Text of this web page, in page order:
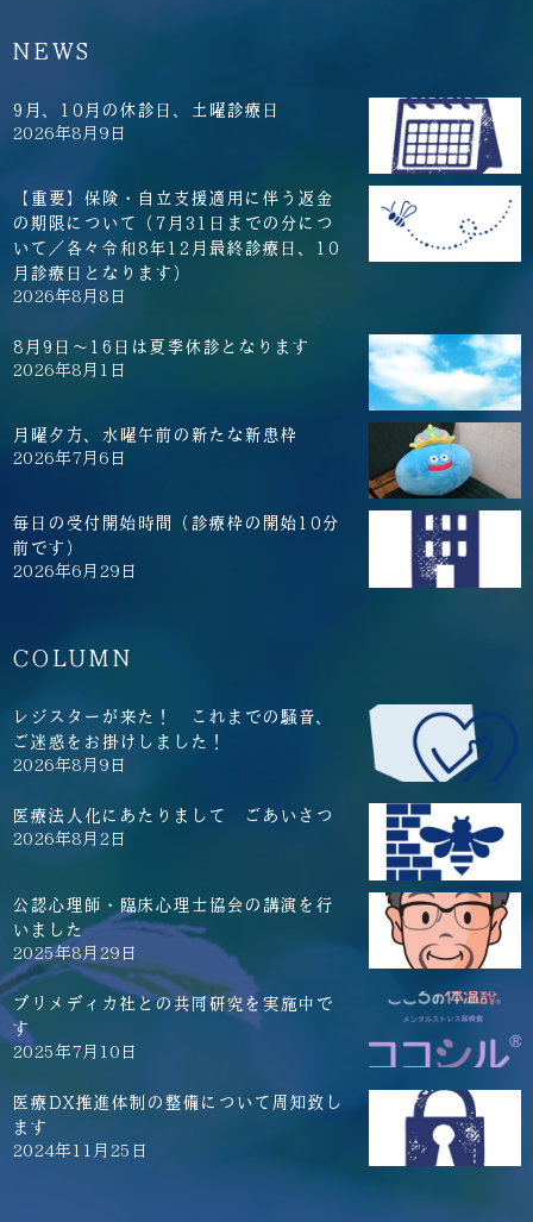
NEWS
9月、10月の休診日、土曜診療日
2026年8月9日
【重要】保険・自立支援適用に伴う返金
の期限について（7月31日までの分につ
いて／各々令和8年12月最終診療日、10
月診療日となります）
2026年8月8日
8月9日～16日は夏季休診となります
2026年8月1日
月曜夕方、水曜午前の新たな新患枠
2026年7月6日
毎日の受付開始時間（診療枠の開始10分
前です）
2026年6月29日
COLUMN
レジスターが来た！ これまでの騒音、
ご迷惑をお掛けしました！
2026年8月9日
医療法人化にあたりまして ごあいさつ
2026年8月2日
公認心理師・臨床心理士協会の講演を行
いました
2025年8月29日
プリメディカ社との共同研究を実施中で
す
2025年7月10日
医療DX推進体制の整備について周知致し
ます
2024年11月25日